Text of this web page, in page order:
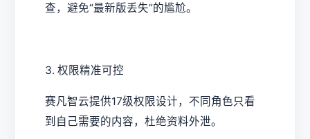
查，避免“最新版丢失”的尴尬。
3. 权限精准可控
赛凡智云提供17级权限设计，不同角色只看
到自己需要的内容，杜绝资料外泄。